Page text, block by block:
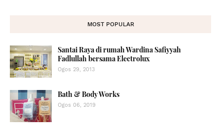
MOST POPULAR
Santai Raya di rumah Wardina Safiyyah
Fadlullah bersama Electrolux
Ogos 29, 2013
Bath & Body Works
Ogos 06, 2019